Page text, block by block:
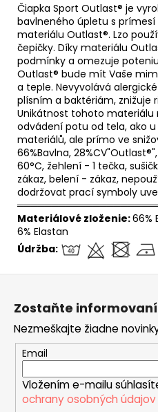
Čiapka Sport Outlast® je
bavlneného úpletu s
materiálu Outlast®. Lzo
čepičky. Díky materiálu
podmínky a omezuje
Outlast® bude mít Vaše
a teple. Nevyvolává
plísním a baktériám, znižuje
Unikátnost tohoto materiálu
odvádení potu od tela, ako
materiálů, ale prímo ve
66%Bavlna,
60°C, žehlení - 1 tečka,
zákaz, belení - zákaz,
dodržovat prací symboly
Materiálové zloženie:66%
6% Elastan
Údržba:
Zostaňte informovaní
Nezmeškajte žiadne
Email
Vložením e-mailu
ochrany osobných údajov